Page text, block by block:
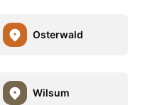
Osterwald
Wilsum